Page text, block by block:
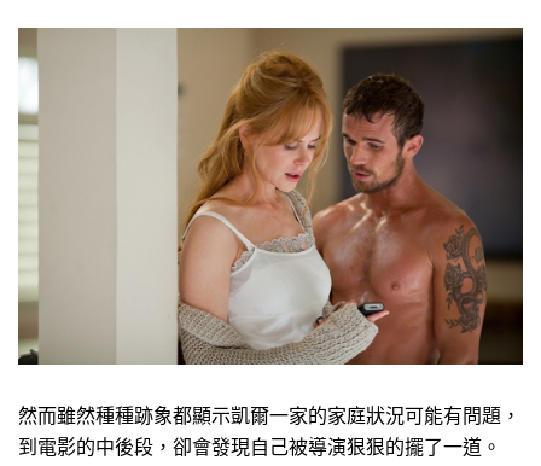
然而雖然種種跡象都顯示凱爾一家的家庭狀況可能有問題，
到電影的中後段，卻會發現自己被導演狠狠的擺了一道。